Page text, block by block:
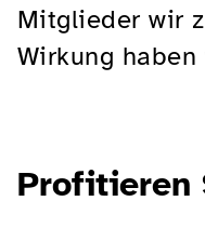
Mitglieder wir
Wirkung haben
Profitieren